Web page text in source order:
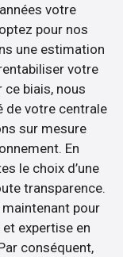
votre
pour nos
une estimation
votre
biais, nous
de votre centrale
sur mesure
En
le choix d’une
transparence.
pour
expertise en
conséquent,